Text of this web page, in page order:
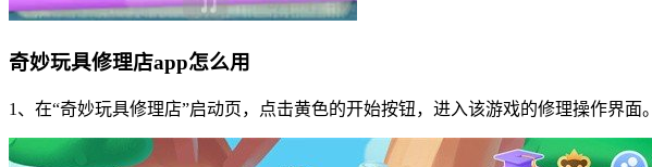
奇妙玩具修理店app怎么用
1、在“奇妙玩具修理店”启动页，点击黄色的开始按钮，进入该游戏的修理操作界面。